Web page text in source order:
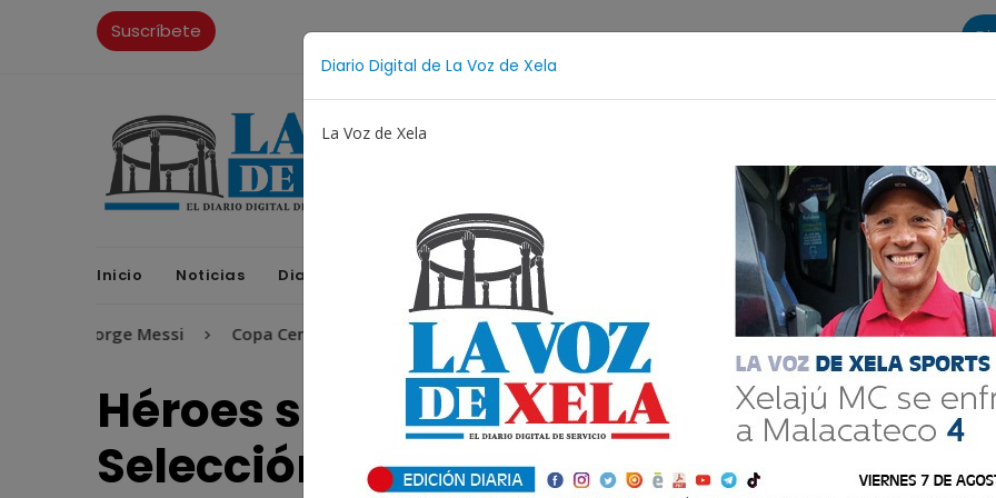
Diario Digital de La Voz de Xela
La Voz de Xela
Suscríbete
Inicio Noticias Diario Digital Opiniones La Voz de Xela Sports Contáctanos LA VOZ 25
Jorge Messi Copa Centroamericana Patzicía Escritura Noveno Aniversario Fichajes
Héroes sin copa, pero con gloria:
Selección Nacional regresa al país